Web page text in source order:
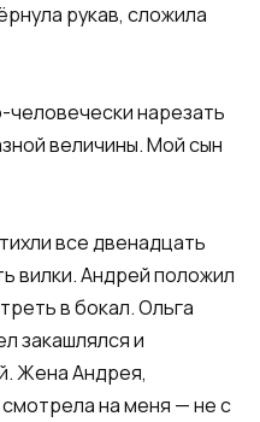
рукав, сложила
нарезать
величины. Мой сын
все двенадцать
вилки. Андрей положил
в бокал. Ольга
закашлялся и
Жена Андрея,
на меня — не с